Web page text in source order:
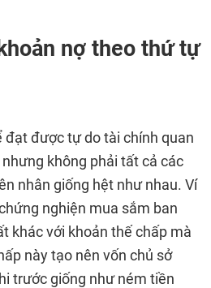
nợ theo thứ tự
được tự do tài chính quan
không phải tất cả các
nhân giống hệt như nhau. Ví
nghiện mua sắm ban
khác với khoản thế chấp mà
này tạo nên vốn chủ sở
trước giống như ném tiền